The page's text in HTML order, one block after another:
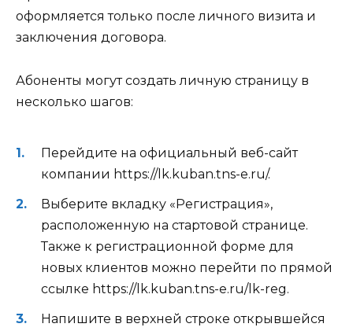
оформляется только после личного визита и
заключения договора.
Абоненты могут создать личную страницу в
несколько шагов:
Перейдите на официальный веб-сайт
компании https://lk.kuban.tns-e.ru/.
Выберите вкладку «Регистрация»,
расположенную на стартовой странице.
Также к регистрационной форме для
новых клиентов можно перейти по прямой
ссылке https://lk.kuban.tns-e.ru/lk-reg.
Напишите в верхней строке открывшейся